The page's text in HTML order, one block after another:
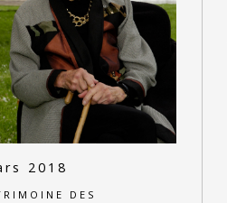
2018
DES